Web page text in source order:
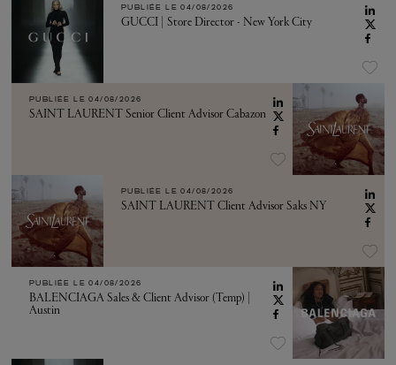
PUBLIÉE LE 04/08/2026
GUCCI | Store Director - New York City
PUBLIÉE LE 04/08/2026
SAINT LAURENT Senior Client Advisor Cabazon
PUBLIÉE LE 04/08/2026
SAINT LAURENT Client Advisor Saks NY
PUBLIÉE LE 04/08/2026
BALENCIAGA Sales & Client Advisor (Temp) |
Austin